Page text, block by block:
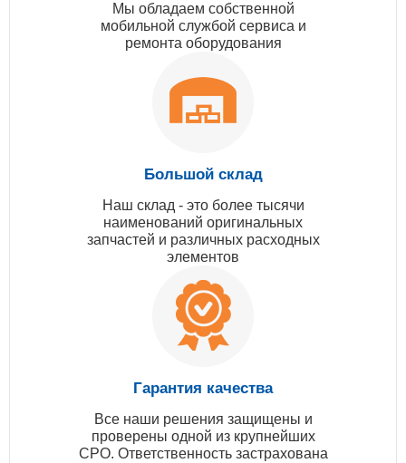
Мы обладаем собственной
мобильной службой сервиса и
ремонта оборудования
Большой склад
Наш склад - это более тысячи
наименований оригинальных
запчастей и различных расходных
элементов
Гарантия качества
Все наши решения защищены и
проверены одной из крупнейших
СРО. Ответственность застрахована